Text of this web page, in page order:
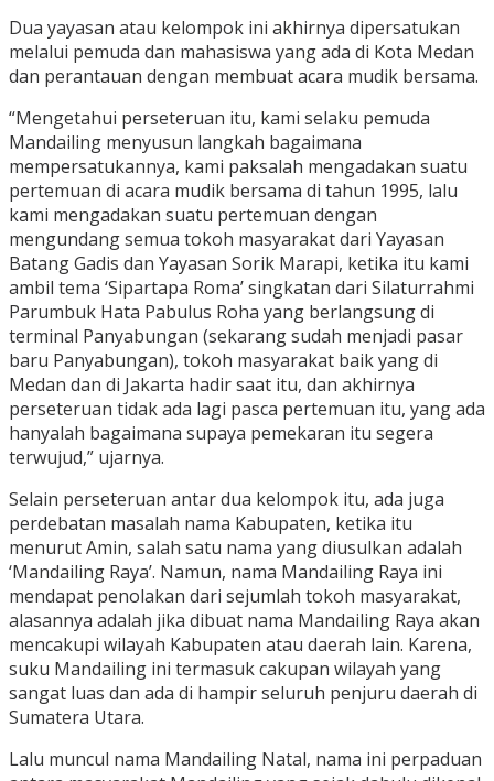
Dua yayasan atau kelompok ini akhirnya dipersatukan
melalui pemuda dan mahasiswa yang ada di Kota Medan
dan perantauan dengan membuat acara mudik bersama.
“Mengetahui perseteruan itu, kami selaku pemuda
Mandailing menyusun langkah bagaimana
mempersatukannya, kami paksalah mengadakan suatu
pertemuan di acara mudik bersama di tahun 1995, lalu
kami mengadakan suatu pertemuan dengan
mengundang semua tokoh masyarakat dari Yayasan
Batang Gadis dan Yayasan Sorik Marapi, ketika itu kami
ambil tema ‘Sipartapa Roma’ singkatan dari Silaturrahmi
Parumbuk Hata Pabulus Roha yang berlangsung di
terminal Panyabungan (sekarang sudah menjadi pasar
baru Panyabungan), tokoh masyarakat baik yang di
Medan dan di Jakarta hadir saat itu, dan akhirnya
perseteruan tidak ada lagi pasca pertemuan itu, yang ada
hanyalah bagaimana supaya pemekaran itu segera
terwujud,” ujarnya.
Selain perseteruan antar dua kelompok ‎itu, ada juga
perdebatan masalah nama Kabupaten, ketika itu
menurut Amin, salah satu nama yang diusulkan adalah
‘Mandailing Raya’. Namun, nama Mandailing Raya ini
mendapat penolakan dari sejumlah tokoh masyarakat,
alasannya adalah jika dibuat nama Mandailing Raya akan
mencakupi wilayah Kabupaten atau daerah lain. Karena,
suku Mandailing ini termasuk cakupan wilayah yang
sangat luas dan ada di hampir seluruh penjuru daerah di
Sumatera Utara.
Lalu muncul nama Mandailing Natal, nama ini perpaduan